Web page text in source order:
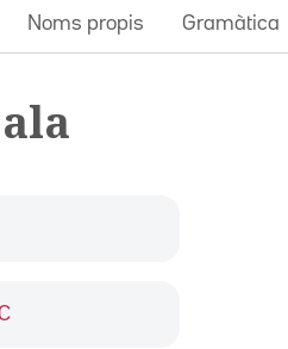
Noms propis Gramàtica